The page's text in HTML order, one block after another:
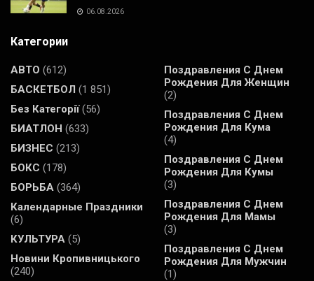
06.08.2026
Категории
АВТО (612)
БАСКЕТБОЛ (1 851)
Без Категорії(56)
БИАТЛОН (633)
БИЗНЕС (213)
БОКС (178)
БОРЬБА (364)
Календарные Праздники
(6)
КУЛЬТУРА (5)
Новини Кропивницького
(240)
Поздравления С Днем
Рождения Для Женщин
(2)
Поздравления С Днем
Рождения Для Кума
(4)
Поздравления С Днем
Рождения Для Кумы
(3)
Поздравления С Днем
Рождения Для Мамы
(3)
Поздравления С Днем
Рождения Для Мужчин
(1)